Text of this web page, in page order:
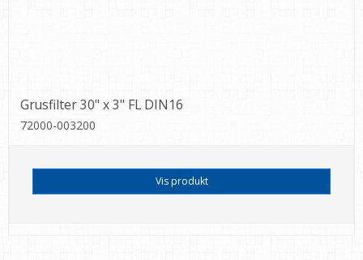
Grusfilter 30" x 3" FL DIN16
72000-003200
Vis produkt